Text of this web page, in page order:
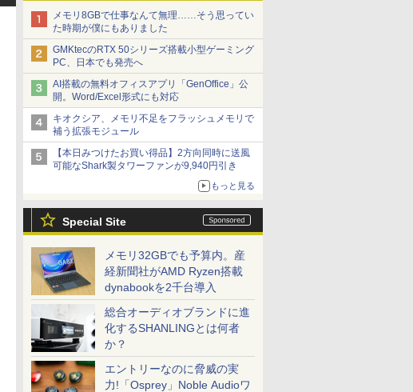
メモリ8GBで仕事なんて無理……そう思ってい
た時期が僕にもありました
GMKtecのRTX 50シリーズ搭載小型ゲーミング
PC、日本でも発売へ
AI搭載の無料オフィスアプリ「GenOffice」公
開。Word/Excel形式にも対応
キオクシア、メモリ不足をフラッシュメモリで
補う拡張モジュール
【本日みつけたお買い得品】2方向同時に送風
可能なShark製タワーファンが9,940円引き
もっと見る
Special Site
メモリ32GBでも予算内。産
経新聞社がAMD Ryzen搭載
dynabookを2千台導入
総合オーディオブランドに進
化するSHANLINGとは何者
か？
エントリーなのに脅威の実
力!「Osprey」Noble Audioワ